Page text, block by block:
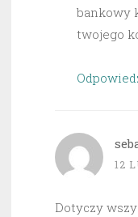
bankowy
twojego
12
Dotyczy